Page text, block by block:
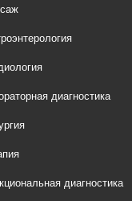
диагностика
диагностика